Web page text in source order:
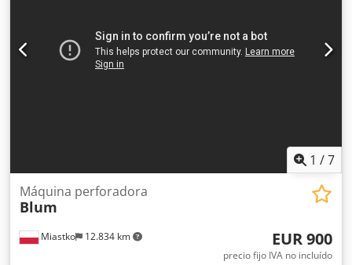
1 /7
Miastko 12.834 km
Máquina perforadora
Blum
EUR 900
precio fijo IVA no incluído